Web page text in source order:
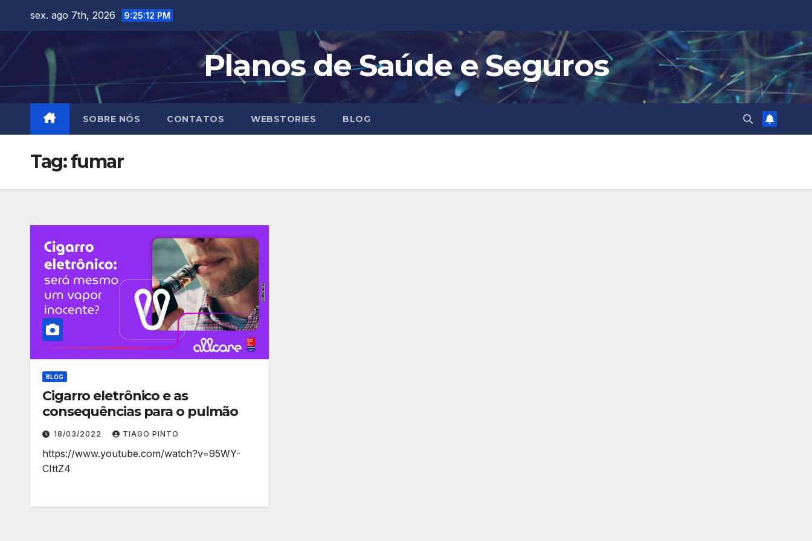
content
sex. ago 7th, 2026 9:25:12 PM
Planos de Saúde e Seguros
SOBRE NÓS CONTATOS WEBSTORIES BLOG
Tag:fumar
BLOG
Cigarro eletrônico e as
consequências para o pulmão
18/03/2022 TIAGO PINTO
https://www.youtube.com/watch?v=95WY-
CIttZ4